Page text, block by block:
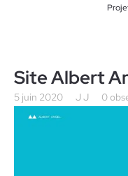
Site Albert
5 juin 2020 J J 0